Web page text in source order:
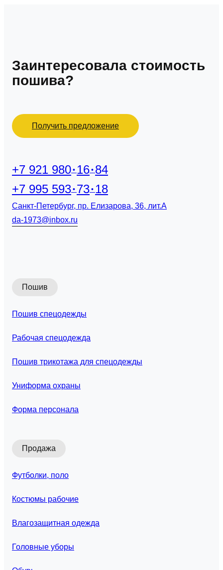
Заинтересовала стоимость
пошива?
Получить предложение
+7 921 980 16 84
+7 995 593 73 18
Санкт-Петербург, пр. Елизарова, 36, лит.А
da-1973@inbox.ru
Пошив
Пошив спецодежды
Рабочая спецодежда
Пошив трикотажа для спецодежды
Униформа охраны
Форма персонала
Продажа
Футболки, поло
Костюмы рабочие
Влагозащитная одежда
Головные уборы